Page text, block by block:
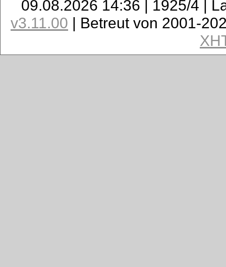
09.08.2026 14:36 | 1925/4 |
v3.11.00 | Betreut von 2001-